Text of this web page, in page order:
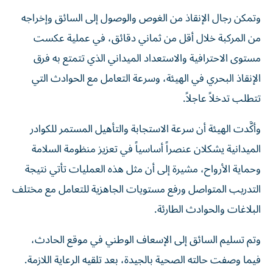
وتمكن رجال الإنقاذ من الغوص والوصول إلى السائق وإخراجه
من المركبة خلال أقل من ثماني دقائق، في عملية عكست
مستوى الاحترافية والاستعداد الميداني الذي تتمتع به فرق
الإنقاذ البحري في الهيئة، وسرعة التعامل مع الحوادث التي
تتطلب تدخلاً عاجلاً.
وأكَّدت الهيئة أن سرعة الاستجابة والتأهيل المستمر للكوادر
الميدانية يشكلان عنصراً أساسياً في تعزيز منظومة السلامة
وحماية الأرواح، مشيرة إلى أن مثل هذه العمليات تأتي نتيجة
التدريب المتواصل ورفع مستويات الجاهزية للتعامل مع مختلف
البلاغات والحوادث الطارئة.
وتم تسليم السائق إلى الإسعاف الوطني في موقع الحادث،
فيما وصفت حالته الصحية بالجيدة، بعد تلقيه الرعاية اللازمة.